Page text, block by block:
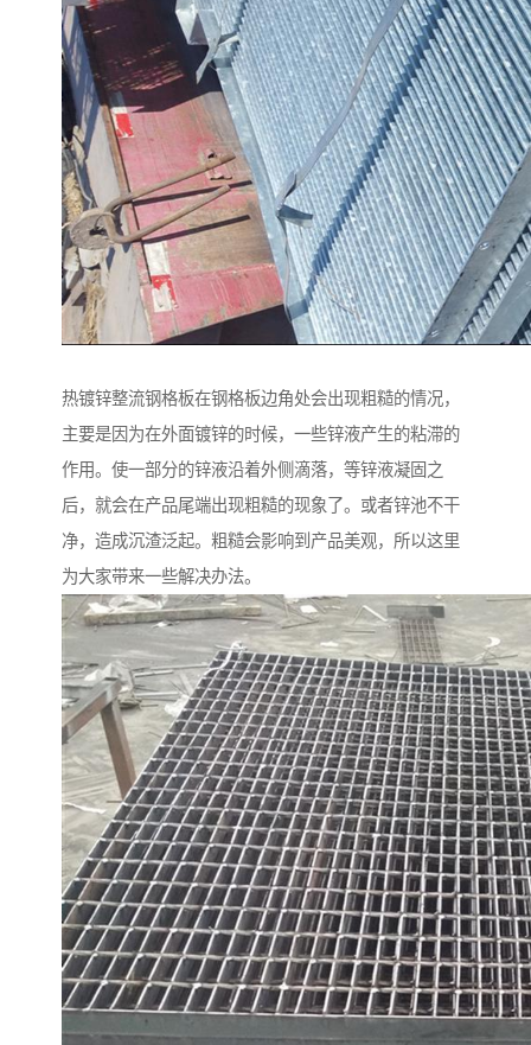
热镀锌整流钢格板在钢格板边角处会出现粗糙的情况，
主要是因为在外面镀锌的时候，一些锌液产生的粘滞的
作用。使一部分的锌液沿着外侧滴落，等锌液凝固之
后，就会在产品尾端出现粗糙的现象了。或者锌池不干
净，造成沉渣泛起。粗糙会影响到产品美观，所以这里
为大家带来一些解决办法。